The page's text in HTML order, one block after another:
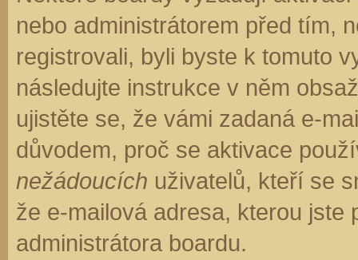
nebo administrátorem před tím,
registrovali, byli byste k tomuto
následujte instrukce v něm
ujistěte se, že vámi zadaná e-
důvodem, proč se aktivace
nežádoucích uživatelů, kteří se
že e-mailová adresa, kterou jste
administrátora boardu.